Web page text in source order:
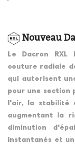
Nouveau
Le Dacron RXL
couture radiale
qui autorisent
pour une section
l'air, la stabilité
augmentant la
diminution
instantanés et